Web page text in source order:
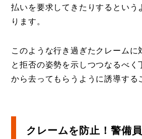
払いを要求してきたりするという
ります。
このような行き過ぎたクレームに
と拒否の姿勢を示しつつなるべく
から去ってもらうように誘導する
クレームを防止！警備